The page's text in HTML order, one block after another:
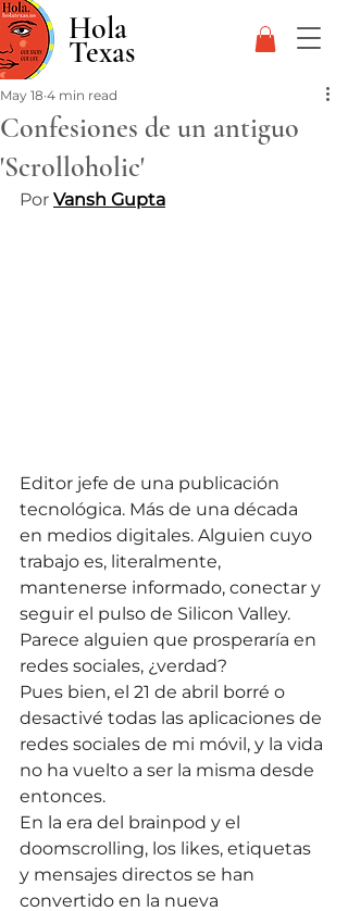
Hola
Texas
Confesiones de un antiguo
'Scrolloholic'
May 18 4 min read
Por Vansh Gupta
Editor jefe de una publicación
tecnológica. Más de una década
en medios digitales. Alguien cuyo
trabajo es, literalmente,
mantenerse informado, conectar y
seguir el pulso de Silicon Valley.
Parece alguien que prosperaría en
redes sociales, ¿verdad?
Pues bien, el 21 de abril borré o
desactivé todas las aplicaciones de
redes sociales de mi móvil, y la vida
no ha vuelto a ser la misma desde
entonces.
En la era del brainpod y el
doomscrolling, los likes, etiquetas
y mensajes directos se han
convertido en la nueva